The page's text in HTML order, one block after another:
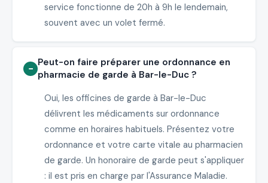
service fonctionne de 20h à 9h le lendemain,
souvent avec un volet fermé.
Peut-on faire préparer une ordonnance en
pharmacie de garde à Bar-le-Duc ?
Oui, les officines de garde à Bar-le-Duc
délivrent les médicaments sur ordonnance
comme en horaires habituels. Présentez votre
ordonnance et votre carte vitale au pharmacien
de garde. Un honoraire de garde peut s'appliquer
: il est pris en charge par l'Assurance Maladie.